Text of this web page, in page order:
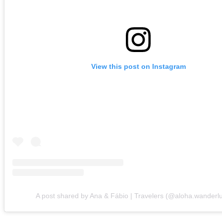
View this post on Instagram
A post shared by Ana & Fábio | Travelers